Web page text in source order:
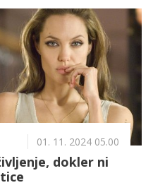
na modnih pistah,
do telesa, zdravja
odprli pomembne teme
lepotnih idealov ter o
in zdravo
lepota pogosto meri v
01. 11. 2024 05.00
dokler ni